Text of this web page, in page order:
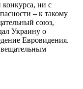
конкурса, ни с
– к такому
союз,
Украину о
Евровидения.
вещательным